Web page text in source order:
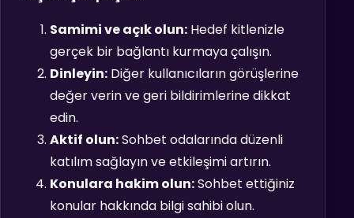
Samimi ve açık olun: Hedef kitlenizle
gerçek bir bağlantı kurmaya çalışın.
Dinleyin: Diğer kullanıcıların görüşlerine
değer verin ve geri bildirimlerine dikkat
edin.
Aktif olun:Sohbet odalarında düzenli
katılım sağlayın ve etkileşimi artırın.
Konulara hakim olun:Sohbet ettiğiniz
konular hakkında bilgi sahibi olun.